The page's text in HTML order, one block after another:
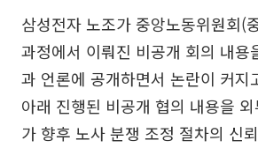
삼성전자 노조가 중앙노동위원회(
과정에서 이뤄진 비공개 회의 내용
과 언론에 공개하면서 논란이 커지
아래 진행된 비공개 협의 내용을
가 향후 노사 분쟁 조정 절차의 신